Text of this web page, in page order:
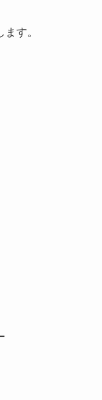
す。